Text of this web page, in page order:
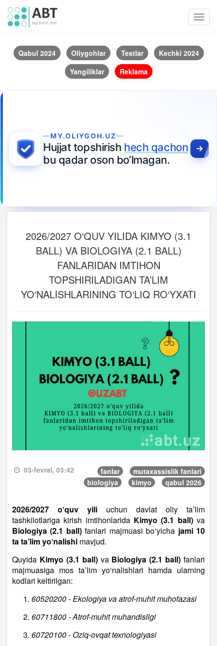
Qabul 2024 Oliygohlar Testlar
Kechki 2024
Yangiliklar
Reklama
MY.OLIYGOH.UZ
Hujjat topshirish hech qachon
bu qadar oson bo‘lmagan.
2026/2027 O‘QUV YILIDA KIMYO (3.1
BALL) VA BIOLOGIYA (2.1 BALL)
FANLARIDAN IMTIHON
TOPSHIRILADIGAN TA’LIM
YO‘NALISHLARINING TO‘LIQ RO‘YXATI
03-fevral, 03:42 fanlar
mutaxassislik fanlari
biologiya
kimyo qabul 2026
2026/2027 o‘quv yili uchun davlat oliy ta’lim
tashkilotlariga kirish imtihonlarida Kimyo (3.1 ball)va
Biologiya (2.1 ball)fanlari majmuasi bo‘yicha jami 10
ta ta’lim yo‘nalishi mavjud.
Quyida Kimyo (3.1 ball)va Biologiya (2.1 ball) fanlari
majmuasiga mos ta’lim yo‘nalishlari hamda ularning
kodlari keltirilgan:
60520200 - Ekologiya va atrof-muhit muhofazasi
60711800 - Atrof-muhit muhandisligi
60720100 - Oziq-ovqat texnologiyasi